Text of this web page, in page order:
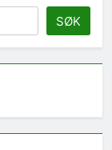
SØK